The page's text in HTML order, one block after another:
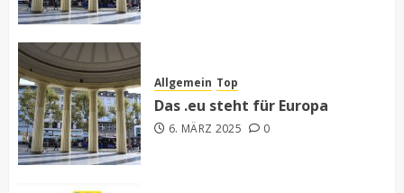
Allgemein Top
Das .eu steht für Europa
6. MÄRZ 2025 0